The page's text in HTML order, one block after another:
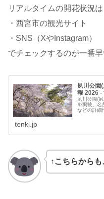
リアルタイムの開花状況は
・西宮市の観光サイト
・SNS（XやInstagram）
でチェックするのが一番早
夙川公園
報 2026
夙川公園(
を掲載。名
などの詳細
tenki.jp
↑こちらからも